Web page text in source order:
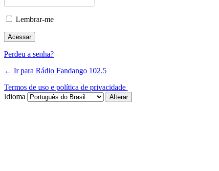
Lembrar-me
Perdeu a senha?
← Ir para Rádio Fandango 102.5
Termos de uso e política de privacidade
Idioma